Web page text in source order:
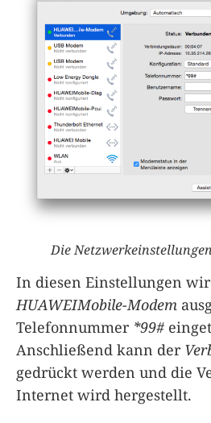
Die
In diesen Einstellungen
HUAWEIMobile-Modem
Telefonnummer *99#
Anschließend kann der
gedrückt werden und die
Internet wird hergestellt.